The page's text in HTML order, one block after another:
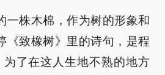
一株木棉，作为树的形象和
《致橡树》里的诗句，是程
了在这人生地不熟的地方